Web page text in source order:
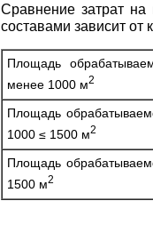
Сравнение затрат на
составами зависит от
Площадь
менее 1000 м2
Площадь
1000 ≤ 1500 м2
Площадь
1500 м2